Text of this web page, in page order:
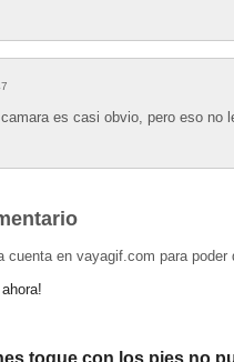
es casi obvio, pero eso no
cuenta en vayagif.com para poder